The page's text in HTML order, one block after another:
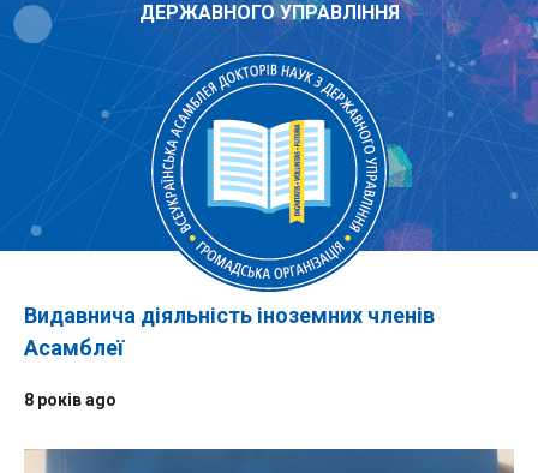
ДЕРЖАВНОГО УПРАВЛІННЯ
Видавнича діяльність іноземних членів
Асамблеї
8 років ago